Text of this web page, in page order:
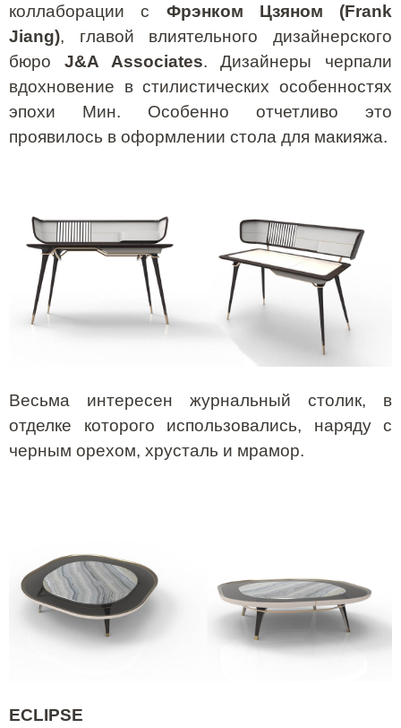
коллаборации с Фрэнком Цзяном (Frank
Jiang), главой влиятельного дизайнерского
бюро J&A Associates. Дизайнеры черпали
вдохновение в стилистических особенностях
эпохи Мин. Особенно отчетливо это
проявилось в оформлении стола для макияжа.
Весьма интересен журнальный столик, в
отделке которого использовались, наряду с
черным орехом, хрусталь и мрамор.
ECLIPSE